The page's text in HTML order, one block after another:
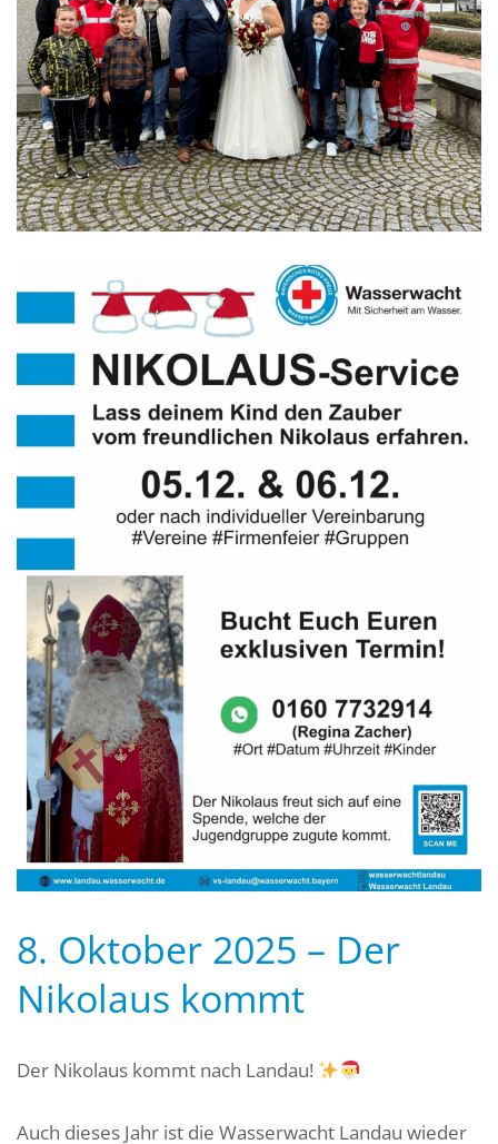
8. Oktober 2025 – Der
Nikolaus kommt
Der Nikolaus kommt nach Landau!
Auch dieses Jahr ist die Wasserwacht Landau wieder